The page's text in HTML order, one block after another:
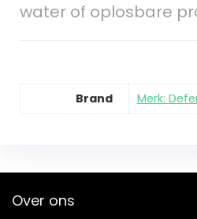
water of oplosbare
Brand Merk:
Over ons